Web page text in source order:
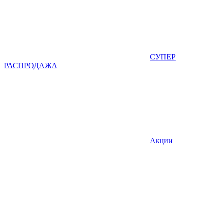
СУПЕР
РАСПРОДАЖА
Акции